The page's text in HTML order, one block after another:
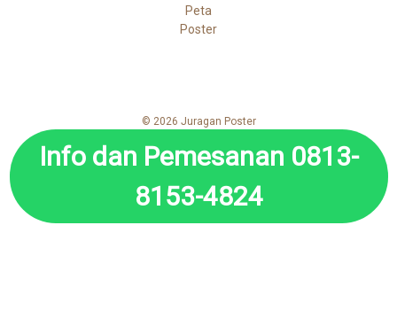
Peta
Poster
© 2026 Juragan Poster
Info dan Pemesanan 0813-
8153-4824